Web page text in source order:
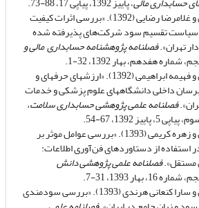
مهدوی، غلامحسین و غلامرضا رضایی (1392). «بررسی اثرات کیفیت
سیاست تقسیم سود شرکت‌های پذیرفته شده
تهران».فصلنامه پژوهشنامه حسابداری مالی و
شماره هفدهم، بهار 1392، 32-1.
مهدوی، غلامحسین و فهیمه ابراهیمی (1392). «ارزش­های حرفه­ای و
داخلی دانشگاه­های علوم پزشکی و خدمات
فصلنامه علمی پژوهشی حسابداری سلامت،
پیاپی 5، پاییز 1392، 67-54.
مهدوی، غلامحسین و زهره کریمی (1393). «بررسی عوامل موثر بر
استفاده از دستاوردهای فن‌آوری اطلاعات:
مستقل».فصلنامه علمی پژوهشی دانش
16، بهار 1393، 31-7.
مهدوی، غلامحسین و سارا کنعانی هرندی (1393). «بررسی سودمندی